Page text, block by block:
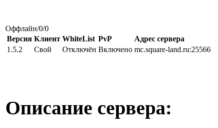
Оффлайн/0/0
Версия Клиент WhiteList PvP
Адрес сервера
1.5.2
Свой Отключён Включено mc.square-land.ru:25566
Описание сервера: